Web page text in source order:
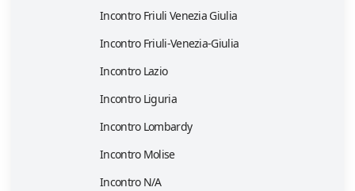
Incontro Friuli Venezia Giulia
Incontro Friuli-Venezia-Giulia
Incontro Lazio
Incontro Liguria
Incontro Lombardy
Incontro Molise
Incontro N/A